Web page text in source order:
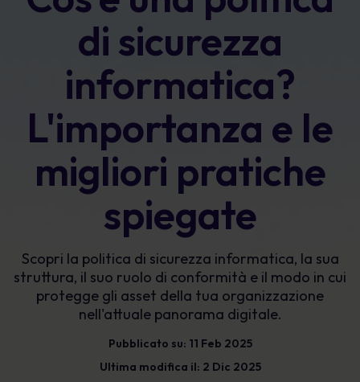
di sicurezza
informatica?
L'importanza e le
migliori pratiche
spiegate
Scopri la politica di sicurezza informatica, la sua
struttura, il suo ruolo di conformità e il modo in cui
protegge gli asset della tua organizzazione
nell'attuale panorama digitale.
Pubblicato su: 11 Feb 2025
Ultima modifica il: 2 Dic 2025